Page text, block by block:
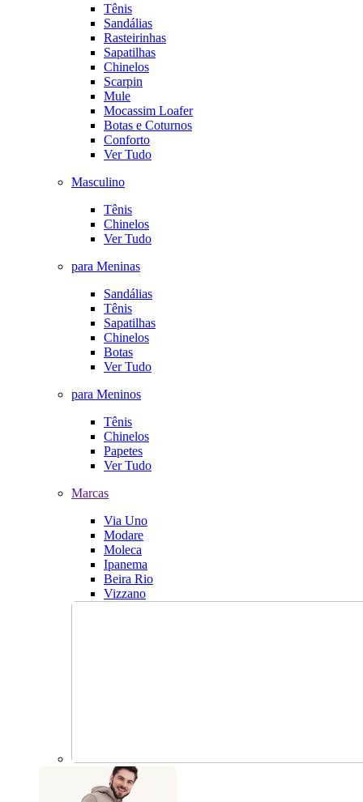
Tênis
Sandálias
Rasteirinhas
Sapatilhas
Chinelos
Scarpin
Mule
Mocassim Loafer
Botas e Coturnos
Conforto
Ver Tudo
Masculino
Tênis
Chinelos
Ver Tudo
para Meninas
Sandálias
Tênis
Sapatilhas
Chinelos
Botas
Ver Tudo
para Meninos
Tênis
Chinelos
Papetes
Ver Tudo
Marcas
Via Uno
Modare
Moleca
Ipanema
Beira Rio
Vizzano